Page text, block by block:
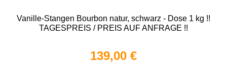
Vanille-Stangen Bourbon natur, schwarz - Dose 1 kg !!
TAGESPREIS / PREIS AUF ANFRAGE !!
139,00 €